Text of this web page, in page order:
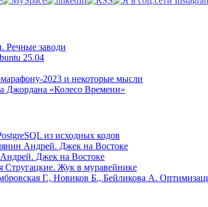
заводи
25.04
2023 и некоторые мысли
Джордана «Колесо Времени»
из исходных кодов
Андрей. Джек на Востоке
Джек на Востоке
Стругацкие. Жук в муравейнике
Г., Новиков Б., Бейликова А.